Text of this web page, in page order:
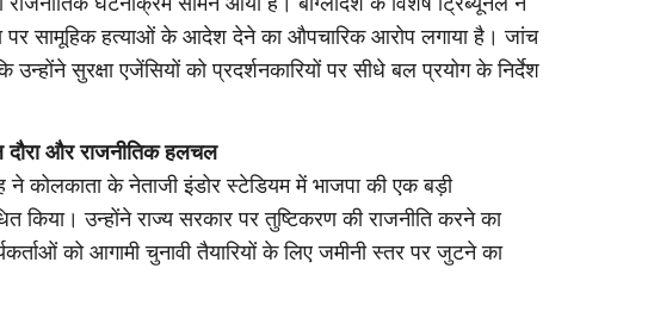
पर सामूहिक हत्याओं के आदेश देने का औपचारिक आरोप लगाया है। जांच
उन्होंने सुरक्षा एजेंसियों को प्रदर्शनकारियों पर सीधे बल प्रयोग के निर्देश
दौरा और राजनीतिक हलचल
ने कोलकाता के नेताजी इंडोर स्टेडियम में भाजपा की एक बड़ी
किया। उन्होंने राज्य सरकार पर तुष्टिकरण की राजनीति करने का
को आगामी चुनावी तैयारियों के लिए जमीनी स्तर पर जुटने का